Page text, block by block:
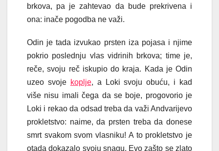
brkova, pa je zahtevao da bude prekrivena i
ona: inače pogodba ne važi.
Odin je tada izvukao prsten iza pojasa i njime
pokrio poslednju vlas vidrinih brkova; time je,
reče, svoju reč iskupio do kraja. Kada je Odin
uzeo svoje koplje, a Loki svoju obuću, i kad
više nisu imali čega da se boje, progovorio je
Loki i rekao da odsad treba da važi Andvarijevo
prokletstvo: naime, da prsten treba da donese
smrt svakom svom vlasniku! A to prokletstvo je
otada dokazalo svoju snagu. Evo zašto se zlato